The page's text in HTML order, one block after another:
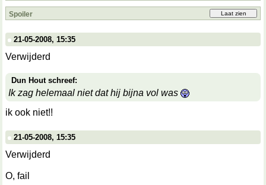
Spoiler
21-05-2008, 15:35
Verwijderd
Dun Hout schreef:
Ik zag helemaal niet dat hij bijna vol was
ik ook niet!!
21-05-2008, 15:35
Verwijderd
O, fail